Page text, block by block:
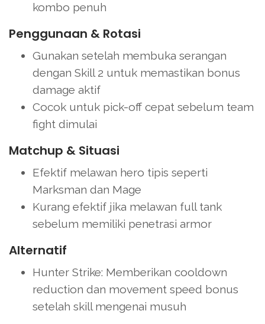
kombo penuh
Penggunaan & Rotasi
Gunakan setelah membuka serangan
dengan Skill 2 untuk memastikan bonus
damage aktif
Cocok untuk pick-off cepat sebelum team
fight dimulai
Matchup & Situasi
Efektif melawan hero tipis seperti
Marksman dan Mage
Kurang efektif jika melawan full tank
sebelum memiliki penetrasi armor
Alternatif
Hunter Strike: Memberikan cooldown
reduction dan movement speed bonus
setelah skill mengenai musuh